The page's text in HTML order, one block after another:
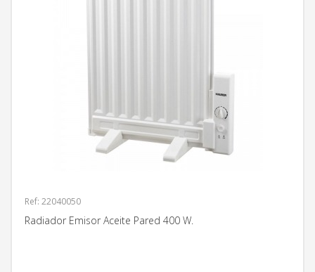
Ref: 22040050
Radiador Emisor Aceite Pared 400 W.